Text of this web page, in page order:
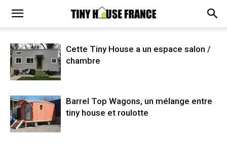
Cette Tiny House a un espace salon /
chambre
Barrel Top Wagons, un mélange entre
tiny house et roulotte